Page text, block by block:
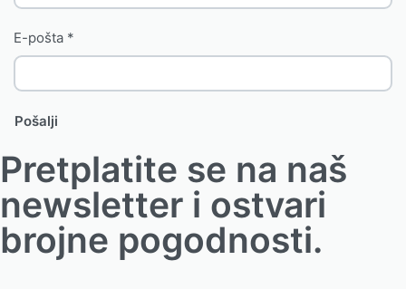
E-pošta *
Pretplatite se na naš
newsletter i ostvari
brojne pogodnosti.